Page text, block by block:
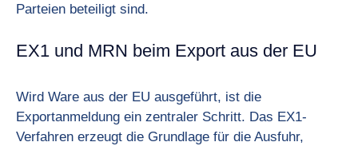
Parteien beteiligt sind.
EX1 und MRN beim Export aus der EU
Wird Ware aus der EU ausgeführt, ist die
Exportanmeldung ein zentraler Schritt. Das EX1-
Verfahren erzeugt die Grundlage für die Ausfuhr,